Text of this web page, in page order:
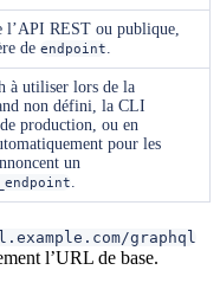
l’API REST ou publique,
de endpoint
à utiliser lors de la
non défini, la CLI
production, ou en
pour les
un
graphql
l’URL de base.